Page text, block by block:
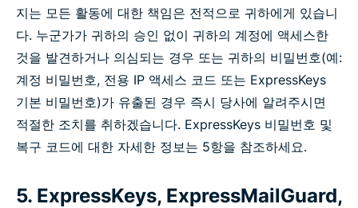
지는 모든 활동에 대한 책임은 전적으로 귀하에게 있습니
다. 누군가가 귀하의 승인 없이 귀하의 계정에 액세스한
것을 발견하거나 의심되는 경우 또는 귀하의 비밀번호(예:
계정 비밀번호, 전용 IP 액세스 코드 또는 ExpressKeys
기본 비밀번호)가 유출된 경우 즉시 당사에 알려주시면
적절한 조치를 취하겠습니다. ExpressKeys 비밀번호 및
복구 코드에 대한 자세한 정보는 5항을 참조하세요.
5. ExpressKeys, ExpressMailGuard,